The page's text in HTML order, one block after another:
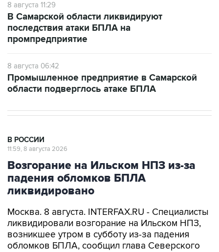
8 августа 11:29
В Самарской области ликвидируют
последствия атаки БПЛА на
промпредприятие
8 августа 06:42
Промышленное предприятие в Самарской
области подверглось атаке БПЛА
В РОССИИ
11:59, 8 августа 2026
Возгорание на Ильском НПЗ из-за
падения обломков БПЛА
ликвидировано
Москва. 8 августа. INTERFAX.RU - Специалисты
ликвидировали возгорание на Ильском НПЗ,
возникшее утром в субботу из-за падения
обломков БПЛА, сообщил глава Северского